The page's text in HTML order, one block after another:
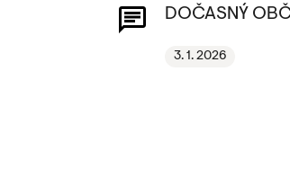
DOČASNÝ
3. 1. 2026